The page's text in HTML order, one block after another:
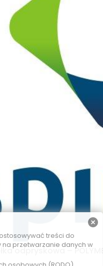
odpryskowa –
treści do
na przetwarzanie danych w